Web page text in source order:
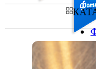
Ваш